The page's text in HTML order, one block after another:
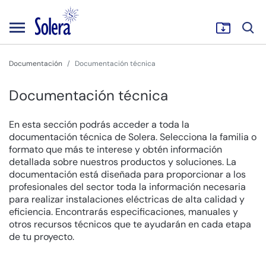
Documentación Documentación técnica
Documentación técnica
En esta sección podrás acceder a toda la
documentación técnica de Solera. Selecciona la familia o
formato que más te interese y obtén información
detallada sobre nuestros productos y soluciones. La
documentación está diseñada para proporcionar a los
profesionales del sector toda la información necesaria
para realizar instalaciones eléctricas de alta calidad y
eficiencia. Encontrarás especificaciones, manuales y
otros recursos técnicos que te ayudarán en cada etapa
de tu proyecto.